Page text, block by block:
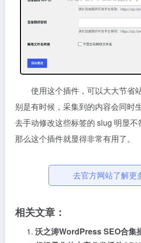
使用这个插件，可以大大节省
别是有时候，采集到的内容会同时
去手动修改这些标签的 slug 明显不
那么这个插件就显得非常有用了。
去官方网站了解更
相关文章：
沃之涛WordPress SEO合集